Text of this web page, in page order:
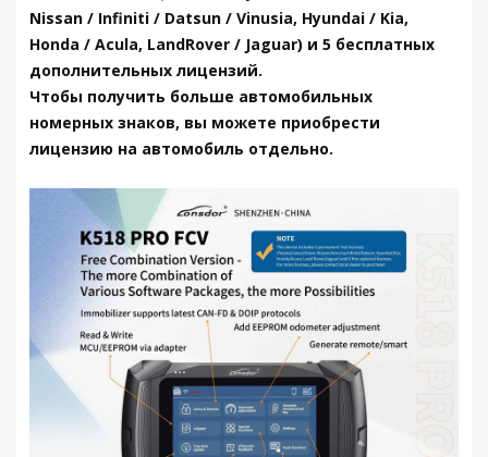
Nissan / Infiniti / Datsun / Vinusia, Hyundai / Kia,
Honda / Acula, LandRover / Jaguar) и 5 бесплатных
дополнительных лицензий.
Чтобы получить больше автомобильных
номерных знаков, вы можете приобрести
лицензию на автомобиль отдельно.